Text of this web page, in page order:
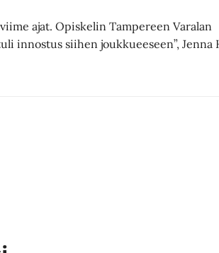
ajat. Opiskelin Tampereen Varalan
innostus siihen joukkueeseen”, Jenna